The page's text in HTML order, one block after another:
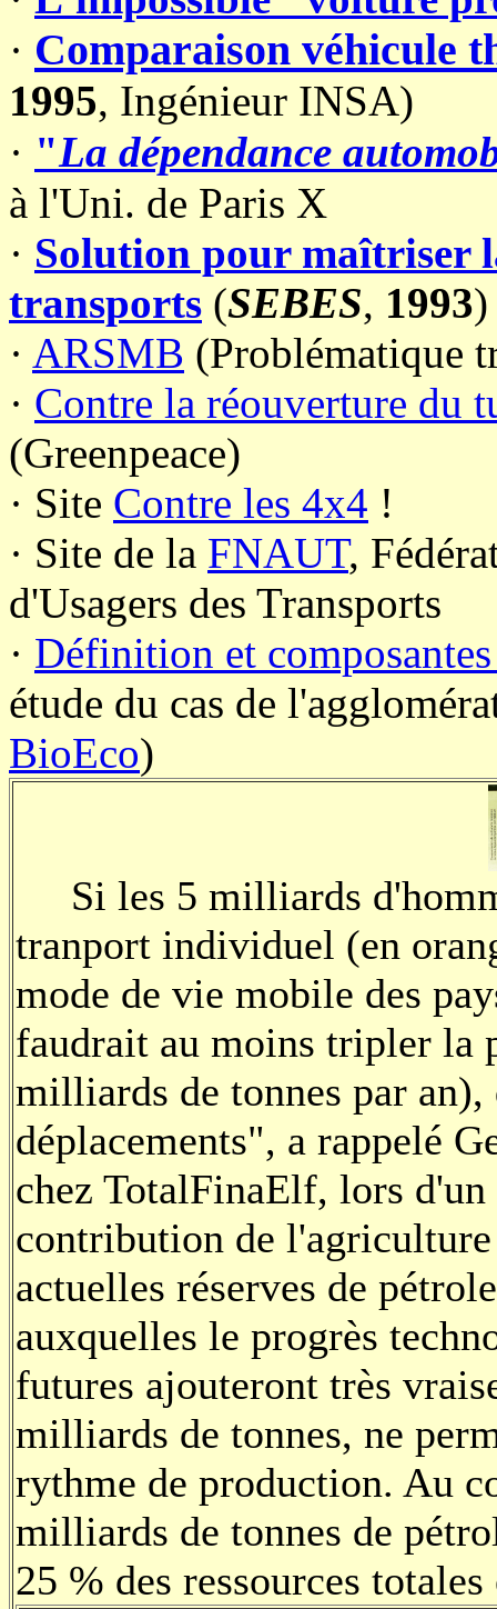
· Comparaison véhicule
1995, Ingénieur INSA)
· "La dépendance
à l'Uni. de Paris X
· Solution pour maîtriser
transports (SEBES, 1993)
· ARSMB (Problématique
· Contre la réouverture du
(Greenpeace)
· Site Contre les 4x4 !
· Site de la FNAUT,
d'Usagers des Transports
· Définition et
étude du cas de
BioEco)
Si les 5 milliards
tranport individuel (en
mode de vie mobile des
faudrait au moins tripler la
milliards de tonnes par
déplacements", a rappelé
chez TotalFinaElf, lors
contribution de
actuelles réserves de
auxquelles le progrès
futures ajouteront très
milliards de tonnes, ne
rythme de production. Au
milliards de tonnes de
25 % des ressources